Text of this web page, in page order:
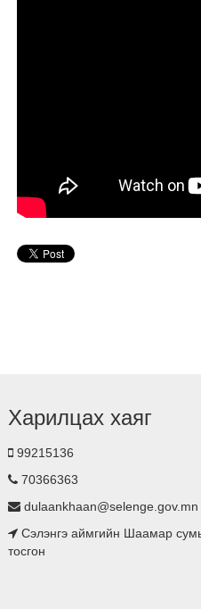
Харилцах хаяг
99215136
70366363
dulaankhaan@selenge.gov.mn
Сэлэнгэ аймгийн Шаамар
тосгон